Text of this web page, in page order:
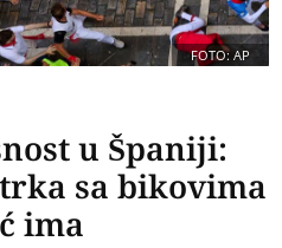
FOTO: AP
u Španiji:
sa bikovima
ima